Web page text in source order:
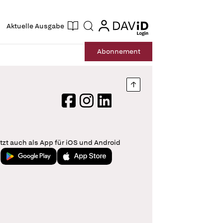
Aktuelle Ausgabe Suche login
login
Abonnement
Nach oben springen
FacebookInstagram
LinkedIn
auch als App für iOS und Android
Jetzt bei Google PlayLaden im App Store